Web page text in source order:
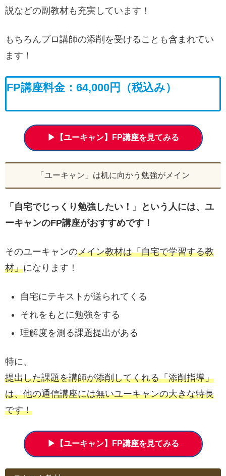
説などの副教材も充実しています！
もちろんプロ講師の添削を受けることも含まれてい
ます！
FP講座料金： 64,000円 （税込み）
▶【ユーキャン】FP講座を見てみる
「ユーキャン」は机に向かう勉強がメイン
「自宅でじっくり勉強したい！」という人には、ユ
ーキャンのFP講座がおすすめです！
そのユーキャンのメイン教材は「自宅で学習する教
材」になります！
自宅にテキストが送られてくる
それをもとに勉強をする
理解度を測る課題提出がある
特に、
提出した課題を講師が添削してくれる「添削指導」
は、他の通信講座には無いユーキャンの大きな特長
です！
▶【ユーキャン】FP講座を見てみる